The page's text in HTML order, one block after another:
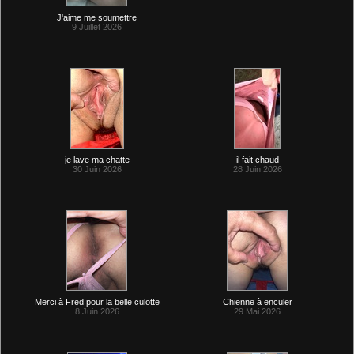
J'aime me soumettre
9 Juillet 2026
je lave ma chatte
30 Juin 2026
il fait chaud
28 Juin 2026
Merci à Fred pour la belle culotte
8 Juin 2026
Chienne à enculer
29 Mai 2026